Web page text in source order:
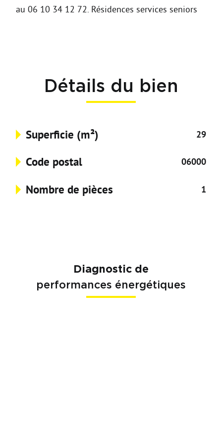
au 06 10 34 12 72. Résidences services seniors
Détails du bien
Superficie (m²) 29
Code postal 06000
Nombre de pièces 1
Diagnostic de
performances énergétiques